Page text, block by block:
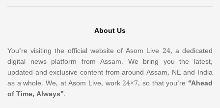
About Us
You’re visiting the official website of Asom Live 24, a dedicated
digital news platform from Assam. We bring you the latest,
updated and exclusive content from around Assam, NE and India
as a whole. We, at Asom Live, work 24×7, so that you’re “Ahead
of Time, Always”.